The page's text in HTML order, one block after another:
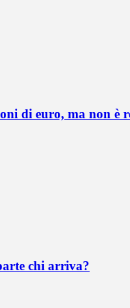
di euro, ma non è
chi arriva?